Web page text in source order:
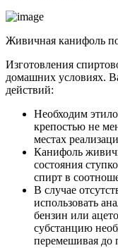
Живичная канифоль
Изготовления
домашних условиях.
действий:
Необходим
крепостью не
местах
Канифоль
состояния
спирт в
В случае
использовать
бензин или
субстанцию
перемешивая до